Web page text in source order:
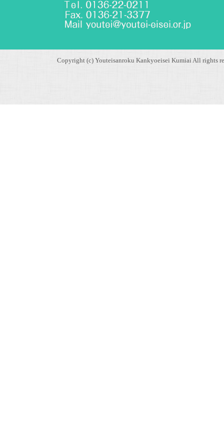
Copyright (c) Youteisanroku Kankyoeisei Kumiai All rights